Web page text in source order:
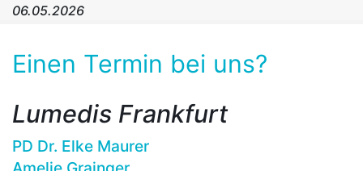
06.05.2026
Einen Termin bei uns?
Lumedis Frankfurt
PD Dr. Elke Maurer